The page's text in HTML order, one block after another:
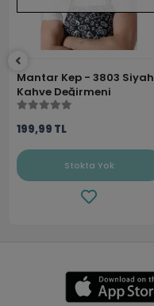
Mantar Kep - 3803 Siyah
Kahve Değirmeni
199,99 TL
Stokta Yok